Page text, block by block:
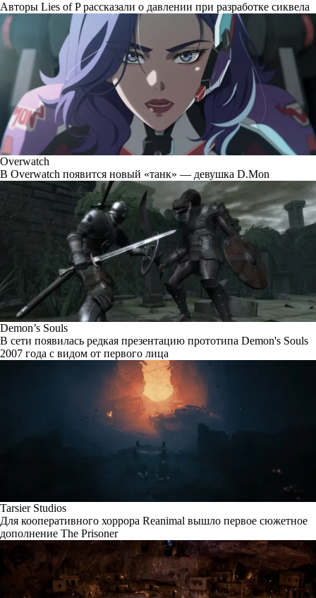
Авторы Lies of P рассказали о давлении при разработке сиквела
Overwatch
В Overwatch появится новый «танк» — девушка D.Mon
Demon’s Souls
В сети появилась редкая презентацию прототипа Demon's Souls
2007 года с видом от первого лица
Tarsier Studios
Для кооперативного хоррора Reanimal вышло первое сюжетное
дополнение The Prisoner